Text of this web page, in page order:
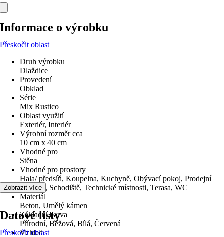
Informace o výrobku
Přeskočit oblast
Druh výrobku
Dlaždice
Provedení
Obklad
Série
Mix Rustico
Oblast využití
Exteriér, Interiér
Výrobní rozměr cca
10 cm x 40 cm
Vhodné pro
Stěna
Vhodné pro prostory
Hala/ předsíň, Koupelna, Kuchyně, Obývací pokoj, Prodejní
prostory, Schodiště, Technické místnosti, Terasa, WC
Materiál
Beton, Umělý kámen
Základní barva
Přírodní, Béžová, Bílá, Červená
Vzhled
Zobrazit více
Datové listy
Přeskočit oblast